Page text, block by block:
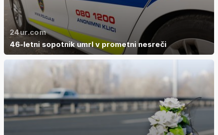
24ur.com
46-letni sopotnik umrl v prometni nesreči